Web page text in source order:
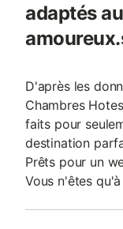
adaptés
D'après les
Chambres
faits pour
destination
Prêts pour un
Vous n'êtes